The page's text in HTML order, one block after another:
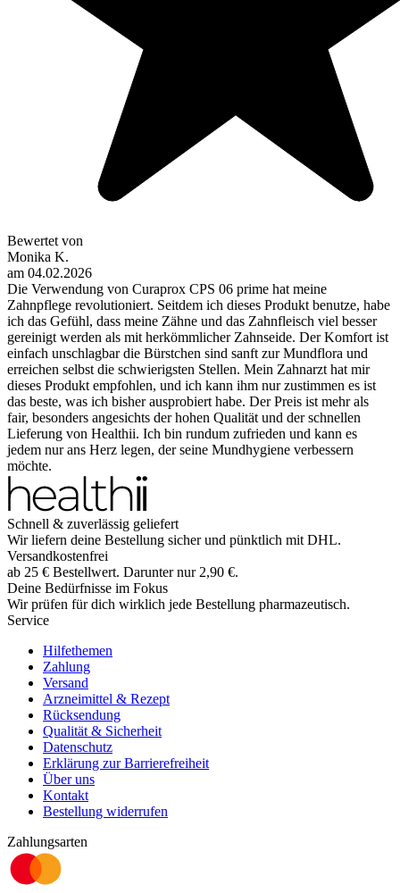
Bewertet von
Monika K.
am 04.02.2026
Die Verwendung von Curaprox CPS 06 prime hat meine
Zahnpflege revolutioniert. Seitdem ich dieses Produkt benutze, habe
ich das Gefühl, dass meine Zähne und das Zahnfleisch viel besser
gereinigt werden als mit herkömmlicher Zahnseide. Der Komfort ist
einfach unschlagbar die Bürstchen sind sanft zur Mundflora und
erreichen selbst die schwierigsten Stellen. Mein Zahnarzt hat mir
dieses Produkt empfohlen, und ich kann ihm nur zustimmen es ist
das beste, was ich bisher ausprobiert habe. Der Preis ist mehr als
fair, besonders angesichts der hohen Qualität und der schnellen
Lieferung von Healthii. Ich bin rundum zufrieden und kann es
jedem nur ans Herz legen, der seine Mundhygiene verbessern
möchte.
Schnell & zuverlässig geliefert
Wir liefern deine Bestellung sicher und pünktlich mit DHL.
Versandkostenfrei
ab 25 € Bestellwert. Darunter nur 2,90 €.
Deine Bedürfnisse im Fokus
Wir prüfen für dich wirklich jede Bestellung pharmazeutisch.
Service
Hilfethemen
Zahlung
Versand
Arzneimittel & Rezept
Rücksendung
Qualität & Sicherheit
Datenschutz
Erklärung zur Barrierefreiheit
Über uns
Kontakt
Bestellung widerrufen
Zahlungsarten